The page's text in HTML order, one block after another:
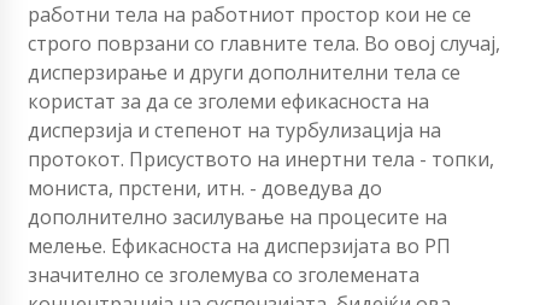
работни тела на работниот простор кои не се
строго поврзани со главните тела. Во овој случај,
дисперзирање и други дополнителни тела се
користат за да се зголеми ефикасноста на
дисперзија и степенот на турбулизација на
протокот. Присуството на инертни тела - топки,
мониста, прстени, итн. - доведува до
дополнително засилување на процесите на
мелење. Ефикасноста на дисперзијата во РП
значително се зголемува со зголемената